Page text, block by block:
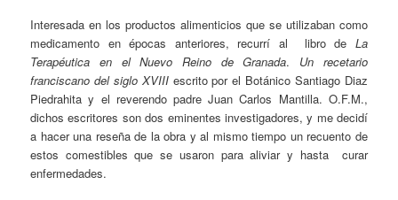
Interesada en los productos alimenticios que se utilizaban como
medicamento en épocas anteriores, recurrí al libro de La
Terapéutica en el Nuevo Reino de Granada. Un recetario
franciscano del siglo XVIIIescrito por el Botánico Santiago Diaz
Piedrahita y el reverendo padre Juan Carlos Mantilla. O.F.M.,
dichos escritores son dos eminentes investigadores, y me decidí
a hacer una reseña de la obra y al mismo tiempo un recuento de
estos comestibles que se usaron para aliviar y hasta curar
enfermedades.